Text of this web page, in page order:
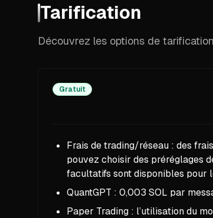
Tarification
Découvrez les options de
Gratuit
Frais de trading/réseau : des
pouvez choisir des préréglages
facultatifs sont disponibles pour
QuantGPT : 0,003 SOL par
Paper Trading : l’utilisation du